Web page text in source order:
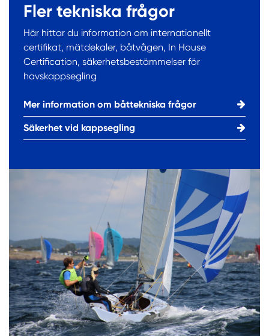
Fler tekniska frågor
Här hittar du information om internationellt
certifikat, mätdekaler, båtvågen, In House
Certification, säkerhetsbestämmelser för
havskappsegling
Mer information om båttekniska frågor
Säkerhet vid kappsegling